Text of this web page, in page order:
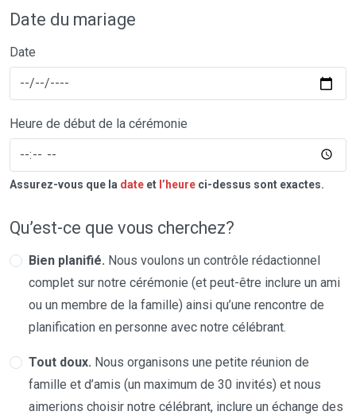
Date du mariage
Date
Heure de début de la cérémonie
Assurez-vous que la date et l’heure ci-dessus sont exactes.
Qu’est-ce que vous cherchez?
Bien planifié. Nous voulons un contrôle rédactionnel
complet sur notre cérémonie (et peut-être inclure un ami
ou un membre de la famille) ainsi qu’une rencontre de
planification en personne avec notre célébrant.
Tout doux. Nous organisons une petite réunion de
famille et d’amis (un maximum de 30 invités) et nous
aimerions choisir notre célébrant, inclure un échange des